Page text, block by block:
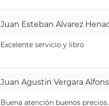
Juan Esteban Alvarez
Excelente servicio y libro
Juan Agustin Vergara
Buena atención buenos precios.